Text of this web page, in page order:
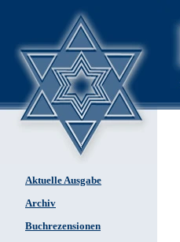
Aktuelle Ausgabe
Archiv
Buchrezensionen